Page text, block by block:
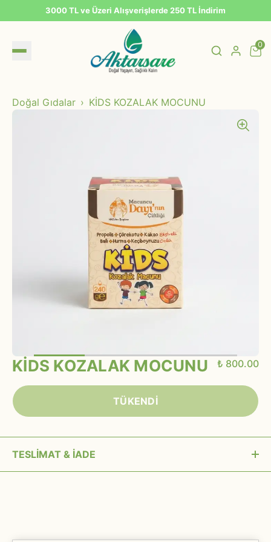
3000 TL ve Üzeri Alışverişlerde 250 TL İndirim
0
Doğal Gıdalar KİDS KOZALAK MOCUNU
KİDS KOZALAK MOCUNU ₺ 800.00
TÜKENDİ
TESLİMAT & İADE